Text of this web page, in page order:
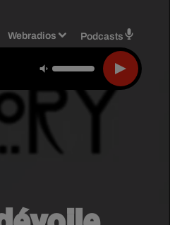
Webradios Podcasts